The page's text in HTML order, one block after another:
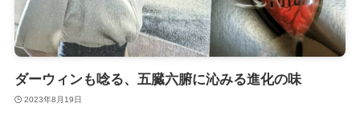
ダーウィンも唸る、五臓六腑に沁みる進化の味
2023年8月19日